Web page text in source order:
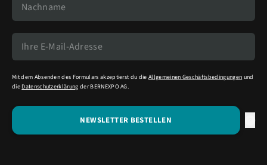
Mit dem Absenden des Formulars akzeptierst du dieAllgemeinen Geschäftsbedingungen und
die Datenschutzerklärung der BERNEXPO AG.